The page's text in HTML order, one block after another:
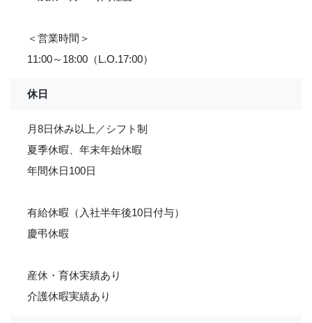
＜営業時間＞
11:00～18:00（L.O.17:00）
休日
月8日休み以上／シフト制
夏季休暇、年末年始休暇
年間休日100日
有給休暇（入社半年後10日付与）
慶弔休暇
産休・育休実績あり
介護休暇実績あり